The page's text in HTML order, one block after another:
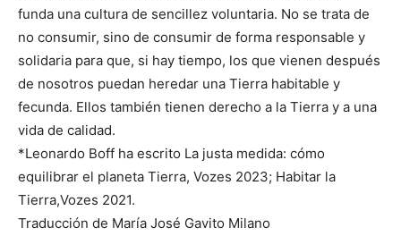
funda una cultura de sencillez voluntaria. No se trata de
no consumir, sino de consumir de forma responsable y
solidaria para que, si hay tiempo, los que vienen después
de nosotros puedan heredar una Tierra habitable y
fecunda. Ellos también tienen derecho a la Tierra y a una
vida de calidad.
*Leonardo Boff ha escrito La justa medida: cómo
equilibrar el planeta Tierra, Vozes 2023; Habitar la
Tierra,Vozes 2021.
Traducción de María José Gavito Milano